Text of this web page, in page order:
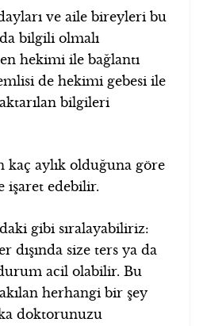
ve aile bireyleri bu
bilgili olmalı
hekimi ile bağlantı
de hekimi gebesi ile
bilgileri
kaç aylık olduğuna göre
işaret edebilir.
gibi sıralayabiliriz:
dışında size ters ya da
acil olabilir. Bu
herhangi bir şey
doktorunuzu